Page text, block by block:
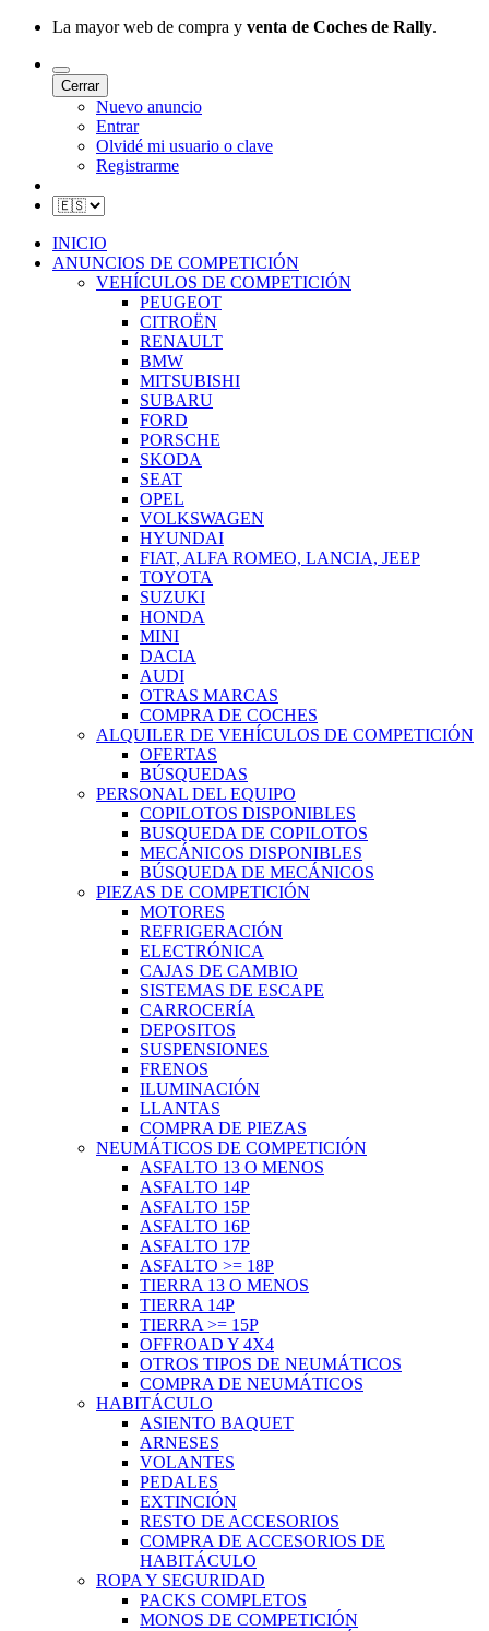
La mayor web de compra y venta de Coches de Rally.
Cerrar
Nuevo anuncio
Entrar
Olvidé mi usuario o clave
Registrarme
INICIO
ANUNCIOS DE COMPETICIÓN
VEHÍCULOS DE COMPETICIÓN
PEUGEOT
CITROËN
RENAULT
BMW
MITSUBISHI
SUBARU
FORD
PORSCHE
SKODA
SEAT
OPEL
VOLKSWAGEN
HYUNDAI
FIAT, ALFA ROMEO, LANCIA, JEEP
TOYOTA
SUZUKI
HONDA
MINI
DACIA
AUDI
OTRAS MARCAS
COMPRA DE COCHES
ALQUILER DE VEHÍCULOS DE COMPETICIÓN
OFERTAS
BÚSQUEDAS
PERSONAL DEL EQUIPO
COPILOTOS DISPONIBLES
BUSQUEDA DE COPILOTOS
MECÁNICOS DISPONIBLES
BÚSQUEDA DE MECÁNICOS
PIEZAS DE COMPETICIÓN
MOTORES
REFRIGERACIÓN
ELECTRÓNICA
CAJAS DE CAMBIO
SISTEMAS DE ESCAPE
CARROCERÍA
DEPOSITOS
SUSPENSIONES
FRENOS
ILUMINACIÓN
LLANTAS
COMPRA DE PIEZAS
NEUMÁTICOS DE COMPETICIÓN
ASFALTO 13 O MENOS
ASFALTO 14P
ASFALTO 15P
ASFALTO 16P
ASFALTO 17P
ASFALTO >= 18P
TIERRA 13 O MENOS
TIERRA 14P
TIERRA >= 15P
OFFROAD Y 4X4
OTROS TIPOS DE NEUMÁTICOS
COMPRA DE NEUMÁTICOS
HABITÁCULO
ASIENTO BAQUET
ARNESES
VOLANTES
PEDALES
EXTINCIÓN
RESTO DE ACCESORIOS
COMPRA DE ACCESORIOS DE
HABITÁCULO
ROPA Y SEGURIDAD
PACKS COMPLETOS
MONOS DE COMPETICIÓN